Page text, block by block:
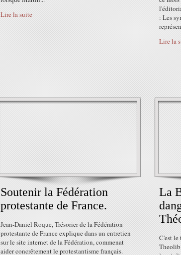
Lire la suite
: Les
Lire la
Soutenir la Fédération
protestante de France.
Jean-Daniel Roque, Trésorier de la Fédération
protestante de France explique dans un entretien
sur le site internet de la Fédération, commenat
aider concrêtement le protestantisme français.
La
C'est le
Theolib